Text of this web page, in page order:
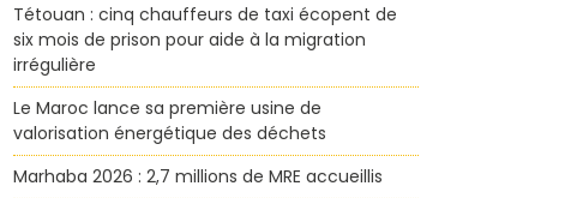
Tétouan : cinq chauffeurs de taxi écopent de
six mois de prison pour aide à la migration
irrégulière
Le Maroc lance sa première usine de
valorisation énergétique des déchets
Marhaba 2026 : 2,7 millions de MRE accueillis